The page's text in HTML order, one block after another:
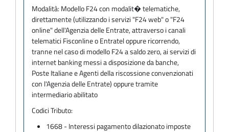
Modalità: Modello F24 con modalit� telematiche,
direttamente (utilizzando i servizi "F24 web" o "F24
online" dell'Agenzia delle Entrate, attraverso i canali
telematici Fisconline o Entratel oppure ricorrendo,
tranne nel caso di modello F24 a saldo zero, ai servizi di
internet banking messi a disposizione da banche,
Poste Italiane e Agenti della riscossione convenzionati
con l'Agenzia delle Entrate) oppure tramite
intermediario abilitato
Codici Tributo:
1668 - Interessi pagamento dilazionato imposte